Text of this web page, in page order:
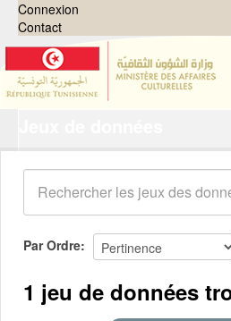
Connexion
Contact
Organisations
Groupes
Demandes 0
À propos
Par Ordre
1 jeu de données